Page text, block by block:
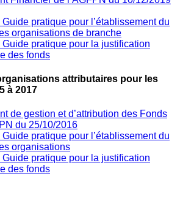
Guide pratique pour l’établissement du
organisations de branche
Guide pratique pour la justification
des fonds
attributaires pour les
à 2017
de gestion et d’attribution des Fonds
du 25/10/2016
Guide pratique pour l’établissement du
organisations
Guide pratique pour la justification
des fonds